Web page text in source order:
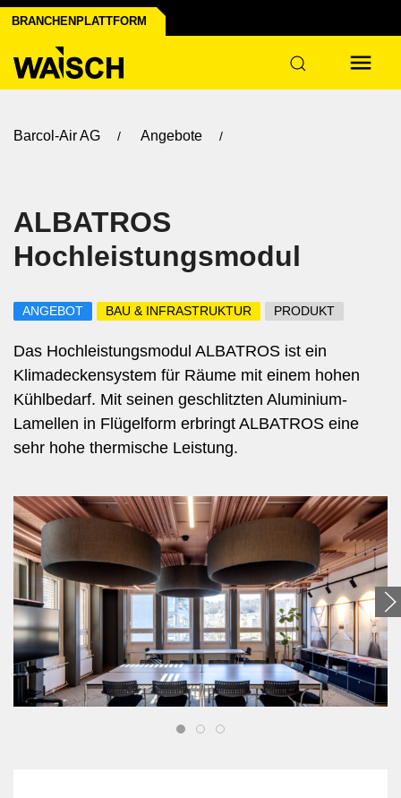
BRANCHENPLATTFORM
Barcol-Air AG Angebote
ALBATROS
Hochleistungsmodul
ANGEBOT BAU & INFRASTRUKTUR PRODUKT
Das Hochleistungsmodul ALBATROS ist ein
Klimadeckensystem für Räume mit einem hohen
Kühlbedarf. Mit seinen geschlitzten Aluminium-
Lamellen in Flügelform erbringt ALBATROS eine
sehr hohe thermische Leistung.